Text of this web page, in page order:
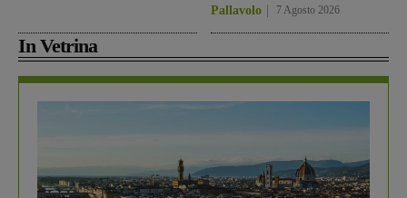
Pallavolo 7 Agosto 2026
In Vetrina